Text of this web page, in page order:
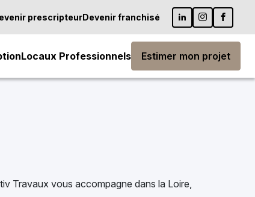
prescripteurDevenir franchisé
Locaux Professionnels Estimer mon projet
Travaux vous accompagne dans la Loire,